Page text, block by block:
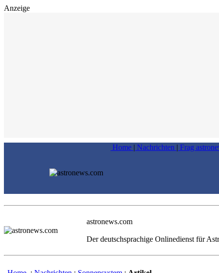
Anzeige
Home | Nachrichten | Frag
astronews.com
Der deutschsprachige Onlinedienst für